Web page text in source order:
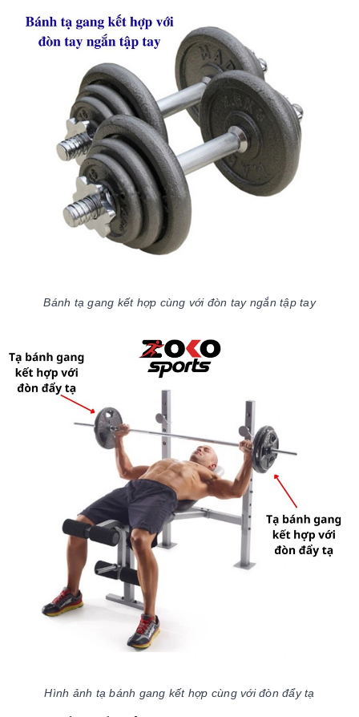
Bánh tạ gang kết hợp cùng với đòn tay ngắn tập tay
Hình ảnh tạ bánh gang kết hợp cùng với đòn đẩy tạ